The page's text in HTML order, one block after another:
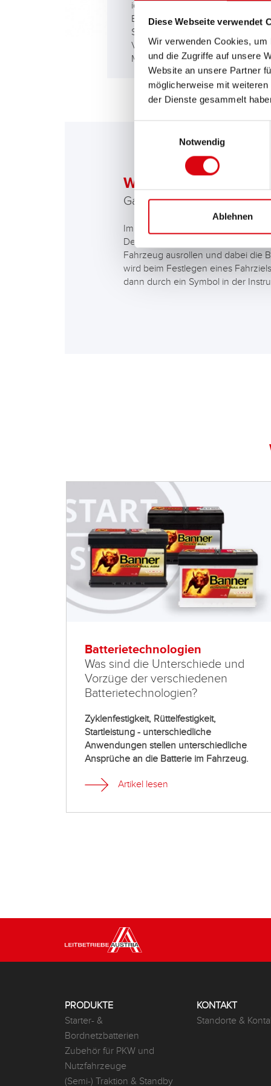
Diese Webseite verwendet
Wir verwenden Cookies,
und die Zugriffe auf unsere
Website an unsere Partner
möglicherweise mit
der Dienste gesammelt
Notwendig
Ablehnen
idealen Batterie, die die extremen
Belastungen durch die vielfachen
Startvorgänge und die elektrische
Versorgung des Fahrzeugs im
Modus sicher meistert.
Was versteht man
Ganz einfach das freie
Immer öfter wird auch beim
Der Coasting-Assistent signalisiert
Fahrzeug ausrollen und dabei die
wird beim Festlegen eines
dann durch ein Symbol in der
Batterietechnologien
Was sind die Unterschiede und
Vorzüge der verschiedenen
Batterietechnologien?
Zyklenfestigkeit, Rüttelfestigkeit,
Startleistung - unterschiedliche
Anwendungen stellen unterschiedliche
Ansprüche an die Batterie im Fahrzeug.
Artikel lesen
PRODUKTE
Starter- &
Bordnetzbatterien
Zubehör für PKW und
Nutzfahrzeuge
(Semi-) Traktion & Standby
KONTAKT
Standorte &